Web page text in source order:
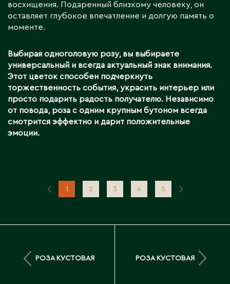
восхищения. Подаренный близкому человеку, он
оставляет глубокое впечатление и долгую память о
моменте.
Выбирая одноголовую розу, вы выбираете
универсальный и всегда актуальный знак внимания.
Этот цветок способен подчеркнуть
торжественность события, украсить интерьер или
просто подарить радость получателю. Независимо
от повода, роза с одним крупным бутоном всегда
смотрится эффектно и дарит положительные
эмоции.
1 2 3 4 5
РОЗА КУСТОВАЯ РОЗА КУСТОВАЯ